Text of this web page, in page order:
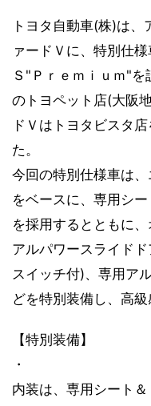
トヨタ自動車(株)は
ァードＶに、特別仕
Ｓ"Ｐｒｅｍｉｕｍ"
のトヨペット店(大阪
ドＶはトヨタビスタ
た。
今回の特別仕様車は、
をベースに、専用シ
を採用するとともに
アルパワースライド
スイッチ付)、専用ア
どを特別装備し、高
【特別装備】
・
内装は、専用シート